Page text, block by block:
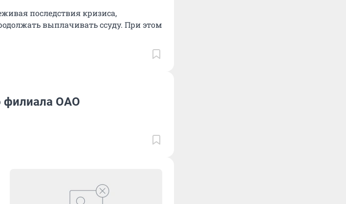
последствия кризиса,
выплачивать ссуду. При этом
филиала ОАО